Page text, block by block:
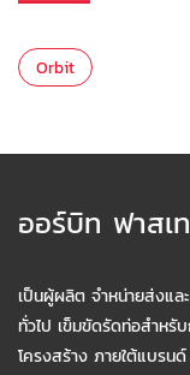
Orbit
ออร์บิท ฟาสเ
เป็นผู้ผลิต จำหน่ายส่งแ
ทั่วไป เข็มขัดรัดท่อสำหรั
โครงสร้าง ภายใต้แบรน